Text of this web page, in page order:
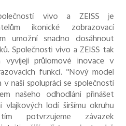
vivo a ZEISS je
ikonické zobrazovací
umožní snadno dosáhnout
Společnosti vivo a ZEISS tak
vyvíjejí průlomové inovace v
funkcí. "Nový model
naší spolupráci se společností
našeho odhodlání přinášet
lodí širšímu okruhu
potvrzujeme závazek